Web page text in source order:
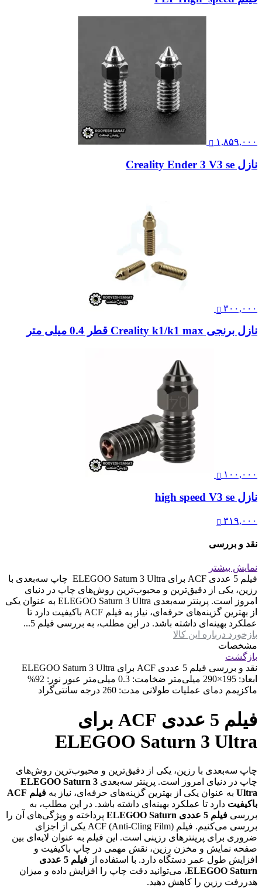
۱,۸۵۹,۰۰۰
نازل Creality Ender 3 V3 se
۳۰۰,۰۰۰
نازل برنجی Creality k1/k1 max قطر 0.4 میلی متر
۱۰۰,۰۰۰
نازل high speed V3 se
۳۱۹,۰۰۰
نقد و بررسی
نمایش بیشتر
فیلم 5 عددی ACF برای ELEGOO Saturn 3 Ultra چاپ سه‌بعدی با
رزین، یکی از دقیق‌ترین و محبوب‌ترین روش‌های چاپ در دنیای
امروز است. پرینتر سه‌بعدی ELEGOO Saturn 3 Ultra به عنوان یکی
از بهترین گزینه‌های حرفه‌ای، نیاز به فیلم ACF باکیفیت دارد تا
عملکرد بهینه‌ای داشته باشد. در این مطلب، به بررسی فیلم 5...
بازخورد درباره این کالا
مشخصات
بازگشت
نقد و بررسی فیلم 5 عددی ACF برای ELEGOO Saturn 3 Ultra
ابعاد: 195×290 میلی‌متر ضخامت: 0.3 میلی‌متر عبور نور: 92%
ماکزیمم دمای عملیات طولانی مدت: 260 درجه سانتی‌گراد
فیلم 5 عددی ACF برای
ELEGOO Saturn 3 Ultra
چاپ سه‌بعدی با رزین، یکی از دقیق‌ترین و محبوب‌ترین روش‌های
چاپ در دنیای امروز است. پرینتر سه‌بعدی ELEGOO Saturn 3
Ultra به عنوان یکی از بهترین گزینه‌های حرفه‌ای، نیاز به
فیلم ACF
باکیفیت دارد تا عملکرد بهینه‌ای داشته باشد. در این مطلب، به
بررسی فیلم 5 عددی ELEGOO Saturn
پرداخته و ویژگی‌های آن را
بررسی می‌کنیم. فیلم ACF (Anti-Cling Film) یکی از اجزای
ضروری برای پرینترهای رزینی است. این فیلم به عنوان لایه‌ای بین
صفحه نمایش و مخزن رزین، نقش مهمی در چاپ باکیفیت و
افزایش طول عمر دستگاه دارد. با استفاده از
فیلم 5 عددی
ELEGOO Saturn، می‌توانید دقت چاپ را افزایش داده و میزان
هدررفت رزین را کاهش دهید.